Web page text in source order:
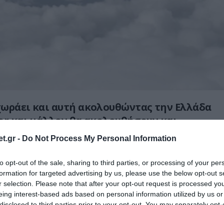
- Do Not Process My Personal Information
opt-out of the sale, sharing to third parties, or processing of your
for targeted advertising by us, please use the below opt-out
selection. Please note that after your opt-out request is processed
interest-based ads based on personal information utilized by us
και αυτή ακολουθώντας την Ελλάδα
και μάλλον θα ακολουθήσουν και
συστημάτων Aster
συναινεί στις πωλήσεις αυτές παρά την
εταιρική σχέση” με την Ελλάδα, είναι